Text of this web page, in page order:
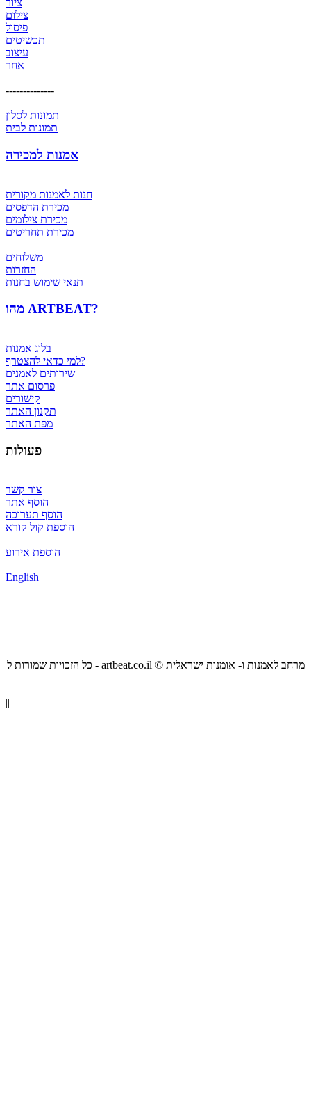
ציור
צילום
פיסול
תכשיטים
עיצוב
אחר
--------------
תמונות לסלון
תמונות לבית
אמנות למכירה
חנות לאמנות מקורית
מכירת הדפסים
מכירת צילומים
מכירת תחריטים
משלוחים
החזרות
תנאי שימוש בחנות
מהו ARTBEAT?
בלוג אמנות
למי כדאי להצטרף?
שירותים לאמנים
פרסום אתר
קישורים
תקנון האתר
מפת האתר
פעולות
צור קשר
הוסף אתר
הוסף תערוכה
הוספת קול קורא
הוספת אירוע
English
כל הזכויות שמורות ל - artbeat.co.il © מרחב לאמנות ו- אומנות ישראלית